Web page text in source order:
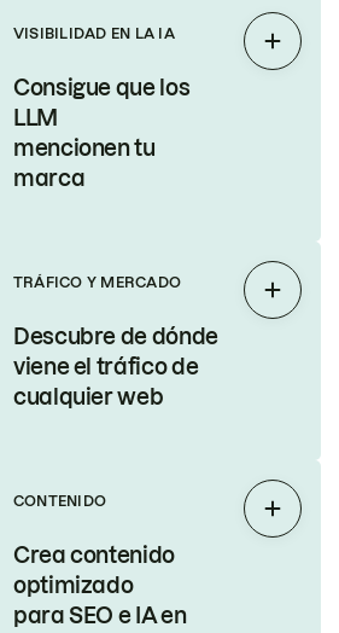
VISIBILIDAD EN LA IA
Consigue que los
LLM
mencionen tu
marca
TRÁFICO Y MERCADO
Descubre de dónde
viene el tráfico de
cualquier web
CONTENIDO
Crea contenido
optimizado
para SEO e IA en